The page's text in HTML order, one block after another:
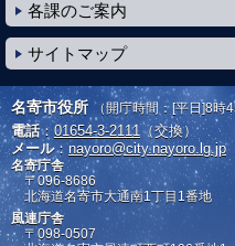
各課のご案内
サイトマップ
名寄市役所 （開庁時間：[平日]8時
電話：01654-3-2111 （交換）
メール： nayoro@city.nayoro.lg.jp
名寄庁舎
〒096-8686
北海道名寄市大通南1丁目1番地
風連庁舎
〒098-0507